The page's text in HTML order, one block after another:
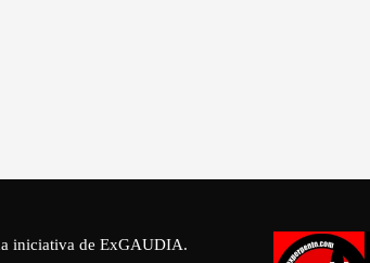
iniciativa de ExGAUDIA.